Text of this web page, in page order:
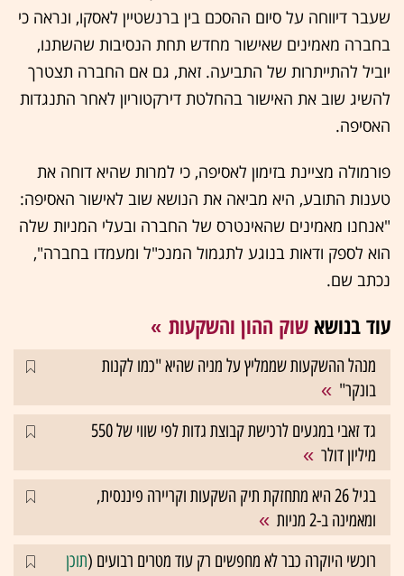
שעבר דיווחה על סיום ההסכם בין ברנשטיין לאסקו, ונראה כי
בחברה מאמינים שאישור מחדש תחת הנסיבות שהשתנו,
יוביל להתייתרות של התביעה. זאת, גם אם החברה תצטרך
להשיג שוב את האישור בהחלטת דירקטוריון לאחר התנגדות
האסיפה.
פורמולה מציינת בזימון לאסיפה, כי למרות שהיא דוחה את
טענות התובע, היא מביאה את הנושא שוב לאישור האסיפה:
"אנחנו מאמינים שהאינטרס של החברה ובעלי המניות שלה
הוא לספק ודאות בנוגע לתגמול המנכ"ל ומעמדו בחברה",
נכתב שם.
עוד בנושא שוק ההון והשקעות
מנהל ההשקעות שממליץ על מניה שהיא "כמו לקנות
בונקר"
גד זאבי במגעים לרכישת קבוצת גדות לפי שווי של 550
מיליון דולר
בגיל 26 היא מתחזקת תיק השקעות וקריירה פיננסית,
ומאמינה ב-2 מניות
רוכשי היוקרה כבר לא מחפשים רק עוד מטרים רבועים (תוכן